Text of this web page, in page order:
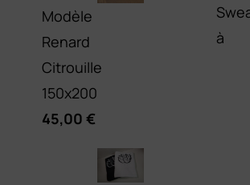
Modèle
Renard
Citrouille
150x200
45,00€
initial
était :
à